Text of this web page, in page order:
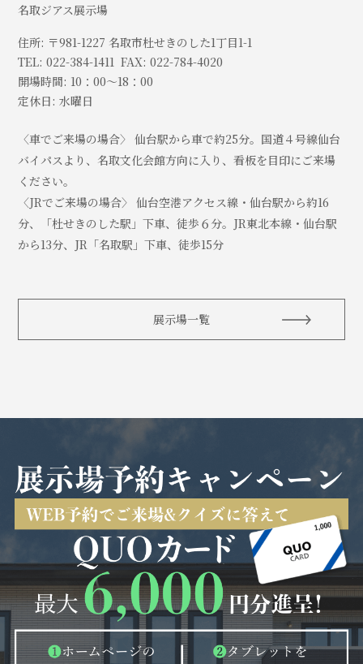
名取ジアス展示場
住所: 〒981-1227 名取市杜せきのした1丁目1-1
TEL: 022-384-1411 FAX: 022-784-4020
開場時間: 10：00～18：00
定休日: 水曜日
〈車でご来場の場合〉 仙台駅から車で約25分。国道４号線仙台
バイパスより、名取文化会館方向に入り、看板を目印にご来場
ください。
〈JRでご来場の場合〉 仙台空港アクセス線・仙台駅から約16
分、「杜せきのした駅」下車、徒歩６分。JR東北本線・仙台駅
から13分、JR「名取駅」下車、徒歩15分
展示場一覧